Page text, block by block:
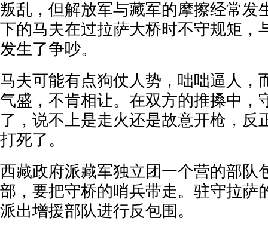
叛乱，但解放军与藏军的摩擦经常发
下的马夫在过拉萨大桥时不守规矩，
发生了争吵。
马夫可能有点狗仗人势，咄咄逼人，
气盛，不肯相让。在双方的推搡中，
了，说不上是走火还是故意开枪，反
打死了。
西藏政府派藏军独立团一个营的部队
部，要把守桥的哨兵带走。驻守拉萨
派出增援部队进行反包围。